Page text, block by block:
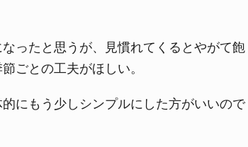
ったと思うが、見慣れてくるとやがて飽
ごとの工夫がほしい。
にもう少しシンプルにした方がいいので